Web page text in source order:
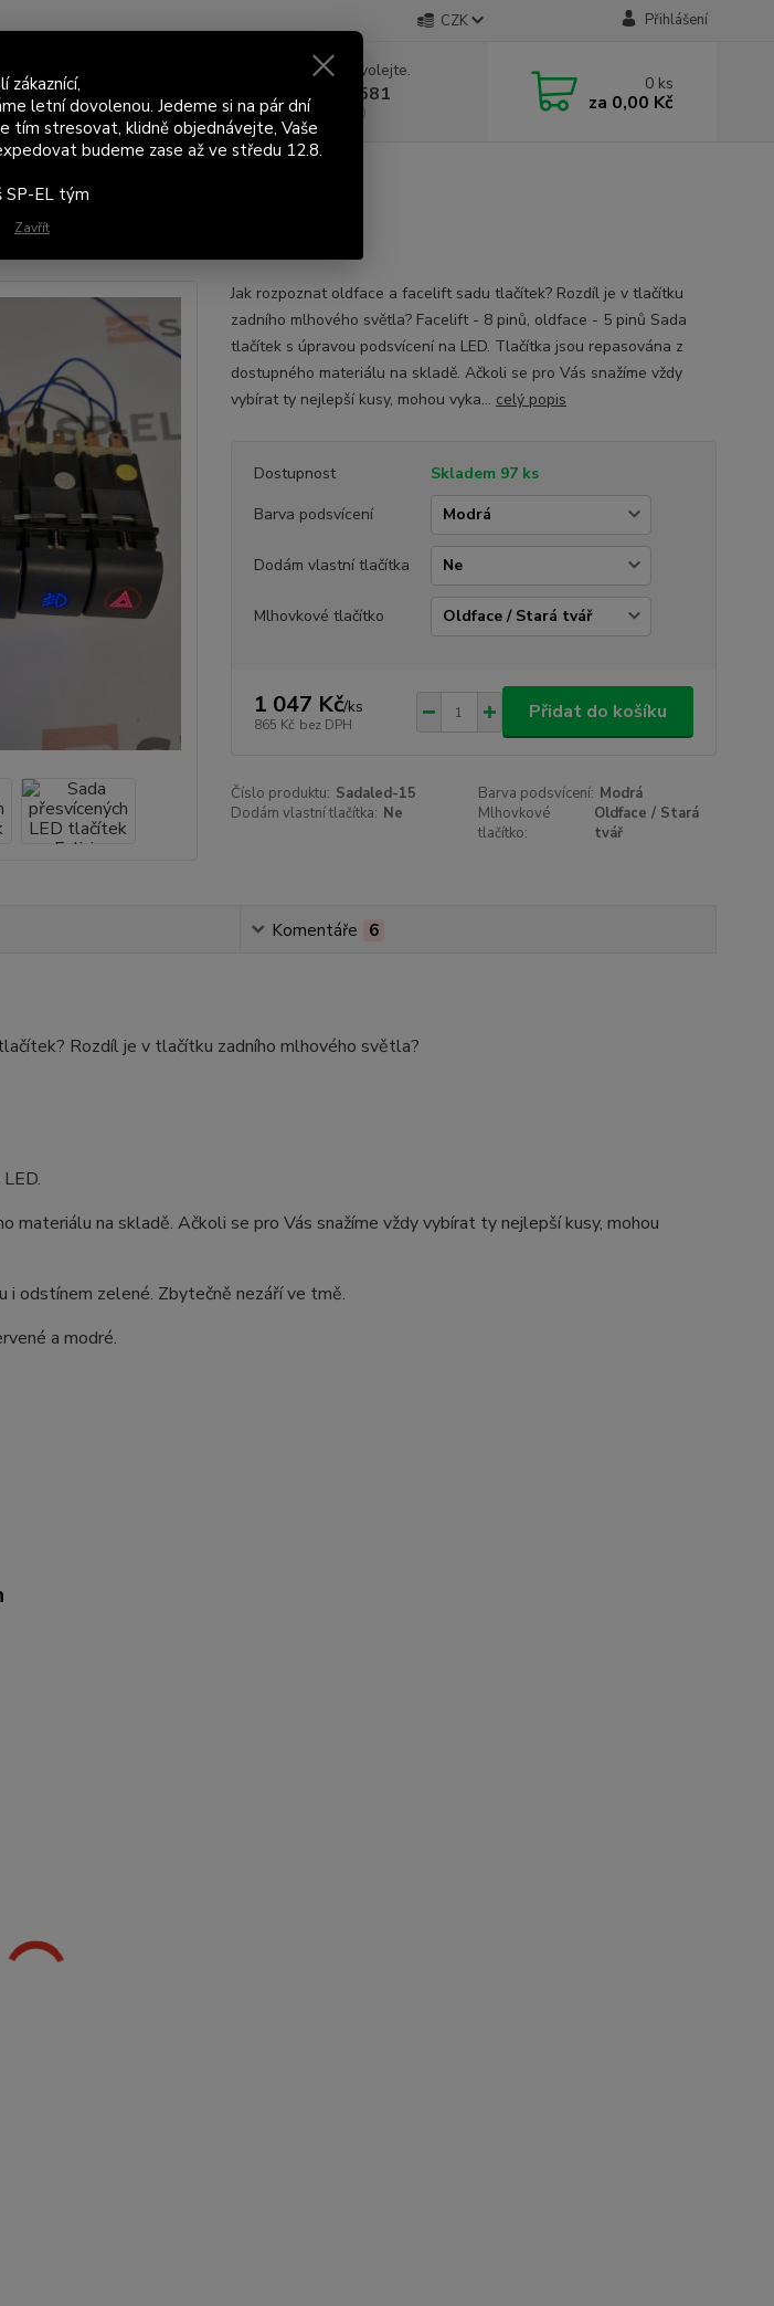
CZK Přihlášení
Hledat
Nevíte si rady? Zavolejte.
+420 603 411 581
Po - Pá 9:00 - 17:00
0 ks
za 0,00 Kč
LED tlačítek Felicia
tlačítek Felicia
Jak rozpoznat oldface a facelift sadu tlačítek? Rozdíl je v tlačítku
zadního mlhového světla? Facelift - 8 pinů, oldface - 5 pinů Sada
tlačítek s úpravou podsvícení na LED. Tlačítka jsou repasována z
dostupného materiálu na skladě. Ačkoli se pro Vás snažíme vždy
vybírat ty nejlepší kusy, mohou vyka... celý popis
Dostupnost
Skladem 97 ks
Barva podsvícení
Dodám vlastní tlačítka
Mlhovkové tlačítko
1 047 Kč/ks
865 Kč bez DPH
Přidat do košíku
Číslo produktu: Sadaled-15 Barva podsvícení: Modrá
Dodám vlastní tlačítka: Ne
Mlhovkové
tlačítko:
Oldface / Stará
tvář
Komentáře 6
Rozdíl je v tlačítku zadního mlhového světla?
materiálu na skladě. Ačkoli se pro Vás snažíme vždy vybírat ty nejlepší kusy, mohou
i odstínem zelené. Zbytečně nezáří ve tmě.
a modré.
zákaznící,
letní dovolenou. Jedeme si na pár dní
tím stresovat, klidně objednávejte, Vaše
budeme zase až ve středu 12.8.
SP-EL tým
Zavřít